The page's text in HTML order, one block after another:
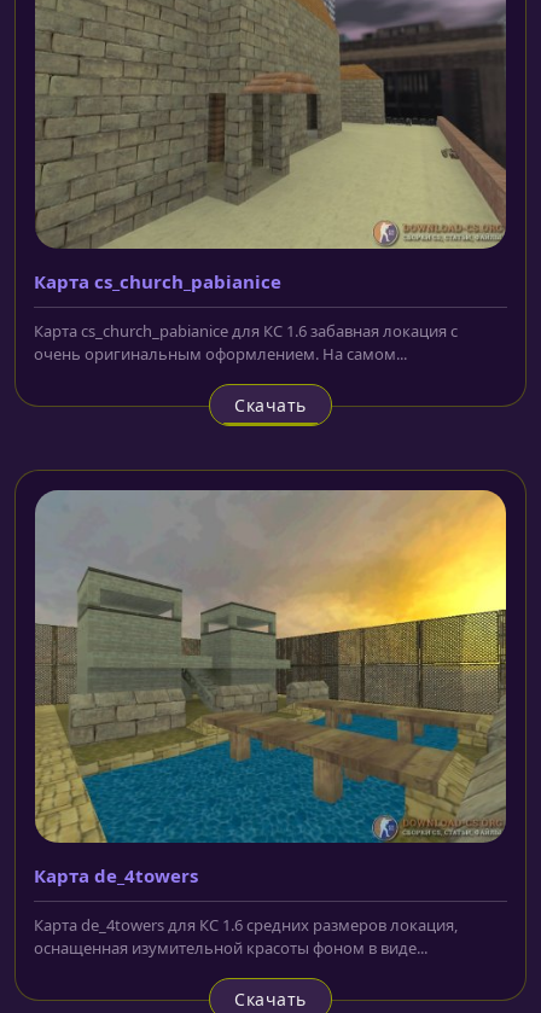
Карта cs_church_pabianice
Карта cs_church_pabianice для КС 1.6 забавная локация с
очень оригинальным оформлением. На самом...
Скачать
Карта de_4towers
Карта de_4towers для КС 1.6 средних размеров локация,
оснащенная изумительной красоты фоном в виде...
Скачать